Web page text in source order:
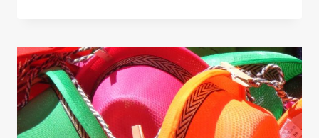
RRHH:
TALENTO
CULTURA
DE
REINVENCIÓN
Y